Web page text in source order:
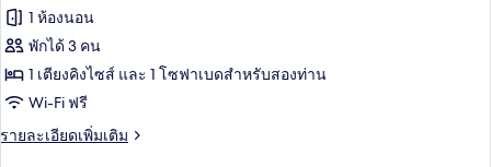
ของ
ห้อง
จู
เนียร์
สวีท
1 ห้องนอน
พักได้ 3 คน
1 เตียงคิงไซส์ และ 1 โซฟาเบดสำหรับสองท่าน
Wi-Fi ฟรี
รายละเอียดเพิ่มเติม
ราย